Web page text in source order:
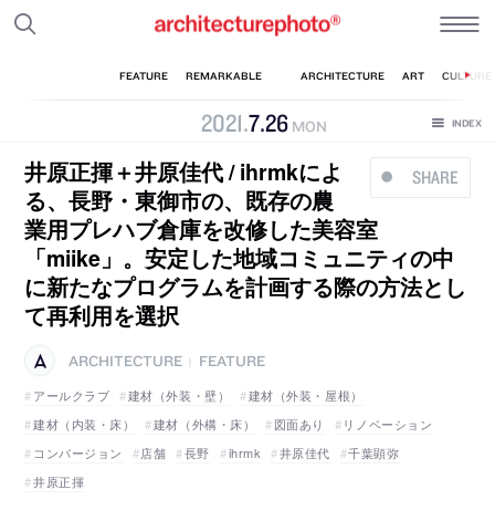
2021.7.26 MON
SHARE
井原正揮＋井原佳代 / ihrmkによ
る、長野・東御市の、既存の農
業用プレハブ倉庫を改修した美容室
「miike」。安定した地域コミュニティの中
に新たなプログラムを計画する際の方法とし
て再利用を選択
ARCHITECTURE
FEATURE
アールクラブ
建材（外装・壁）
建材（外装・屋根）
建材（内装・床）
建材（外構・床） 図面あり
リノベーション
コンバージョン
店舗 長野 ihrmk 井原佳代
千葉顕弥
井原正揮